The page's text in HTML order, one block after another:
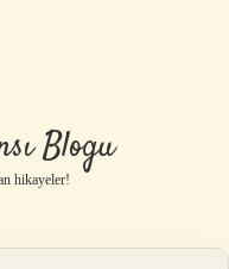
Blogu
hikayeler!